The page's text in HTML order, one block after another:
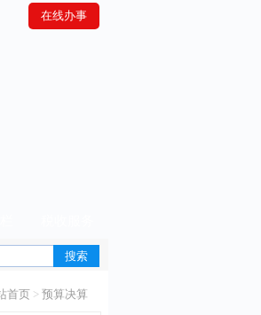
在线办事
首页 > 预算决算